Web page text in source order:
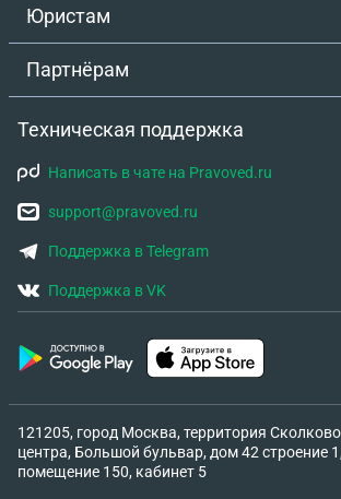
Юристам
Партнёрам
Техническая поддержка
Написать в чате на Pravoved.ru
support@pravoved.ru
Поддержка в Telegram
Поддержка в VK
121205, город Москва, территория
центра, Большой бульвар, дом 42 строение
помещение 150, кабинет 5